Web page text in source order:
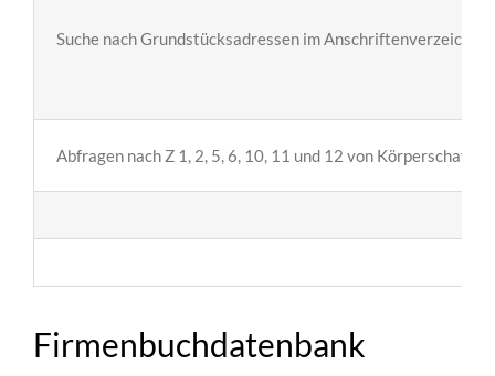
Suche nach Grundstücksadressen im
Abfragen nach Z 1, 2, 5, 6, 10, 11 und 12 von
Firmenbuchdatenbank